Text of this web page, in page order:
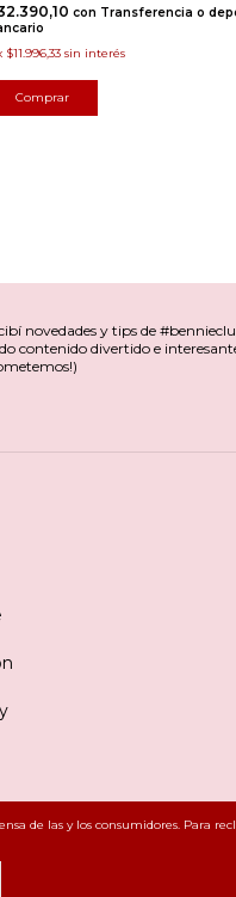
con Transferencia o
$11.996,33 sin interés
novedades y tips de
contenido divertido e
de las y los consumidores. Para